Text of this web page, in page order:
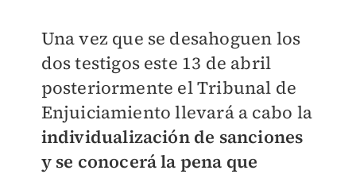
Una vez que se desahoguen los
dos testigos este 13 de abril
posteriormente el Tribunal de
Enjuiciamiento llevará a cabo la
individualización de sanciones
y se conocerá la pena que